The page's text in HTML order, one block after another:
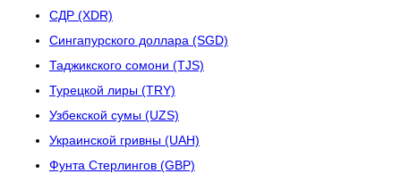
СДР (XDR)
Сингапурского доллара (SGD)
Таджикского сомони (TJS)
Турецкой лиры (TRY)
Узбекской сумы (UZS)
Украинской гривны (UAH)
Фунта Стерлингов (GBP)